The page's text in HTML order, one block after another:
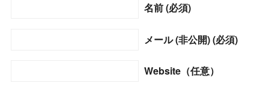
名前 (必須)
メール (非公開) (必須)
Website（任意）